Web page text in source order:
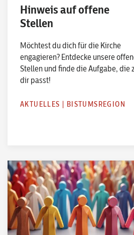
Hinweis auf offene
Stellen
Möchtest du dich für die Kirche
engagieren? Entdecke unsere
Stellen und finde die Aufgabe, die
dir passt!
AKTUELLES | BISTUMSREGION